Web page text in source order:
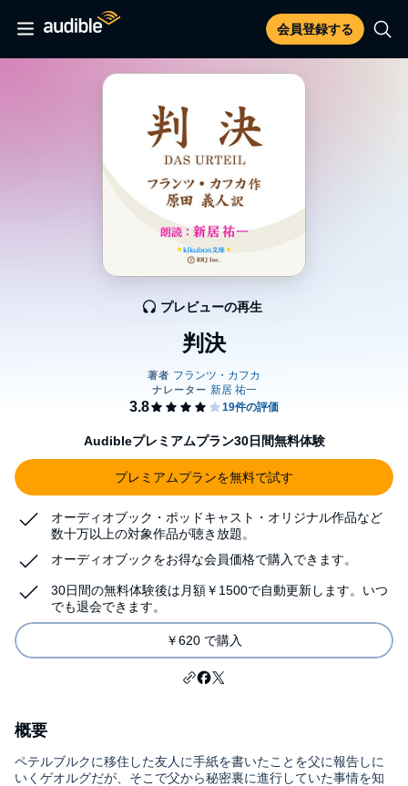
会員登録する
判決
プレビューの再生
Audibleプレミアムプラン30日間無料体験
プレミアムプランを無料で試す
オーディオブック・ポッドキャスト・オリジナル作品など
数十万以上の対象作品が聴き放題。
オーディオブックをお得な会員価格で購入できます。
30日間の無料体験後は月額￥1500で自動更新します。いつ
でも退会できます。
￥620 で購入
概要
ペテルブルクに移住した友人に手紙を書いたことを父に報告しに
いくゲオルグだが、そこで父から秘密裏に進行していた事情を知